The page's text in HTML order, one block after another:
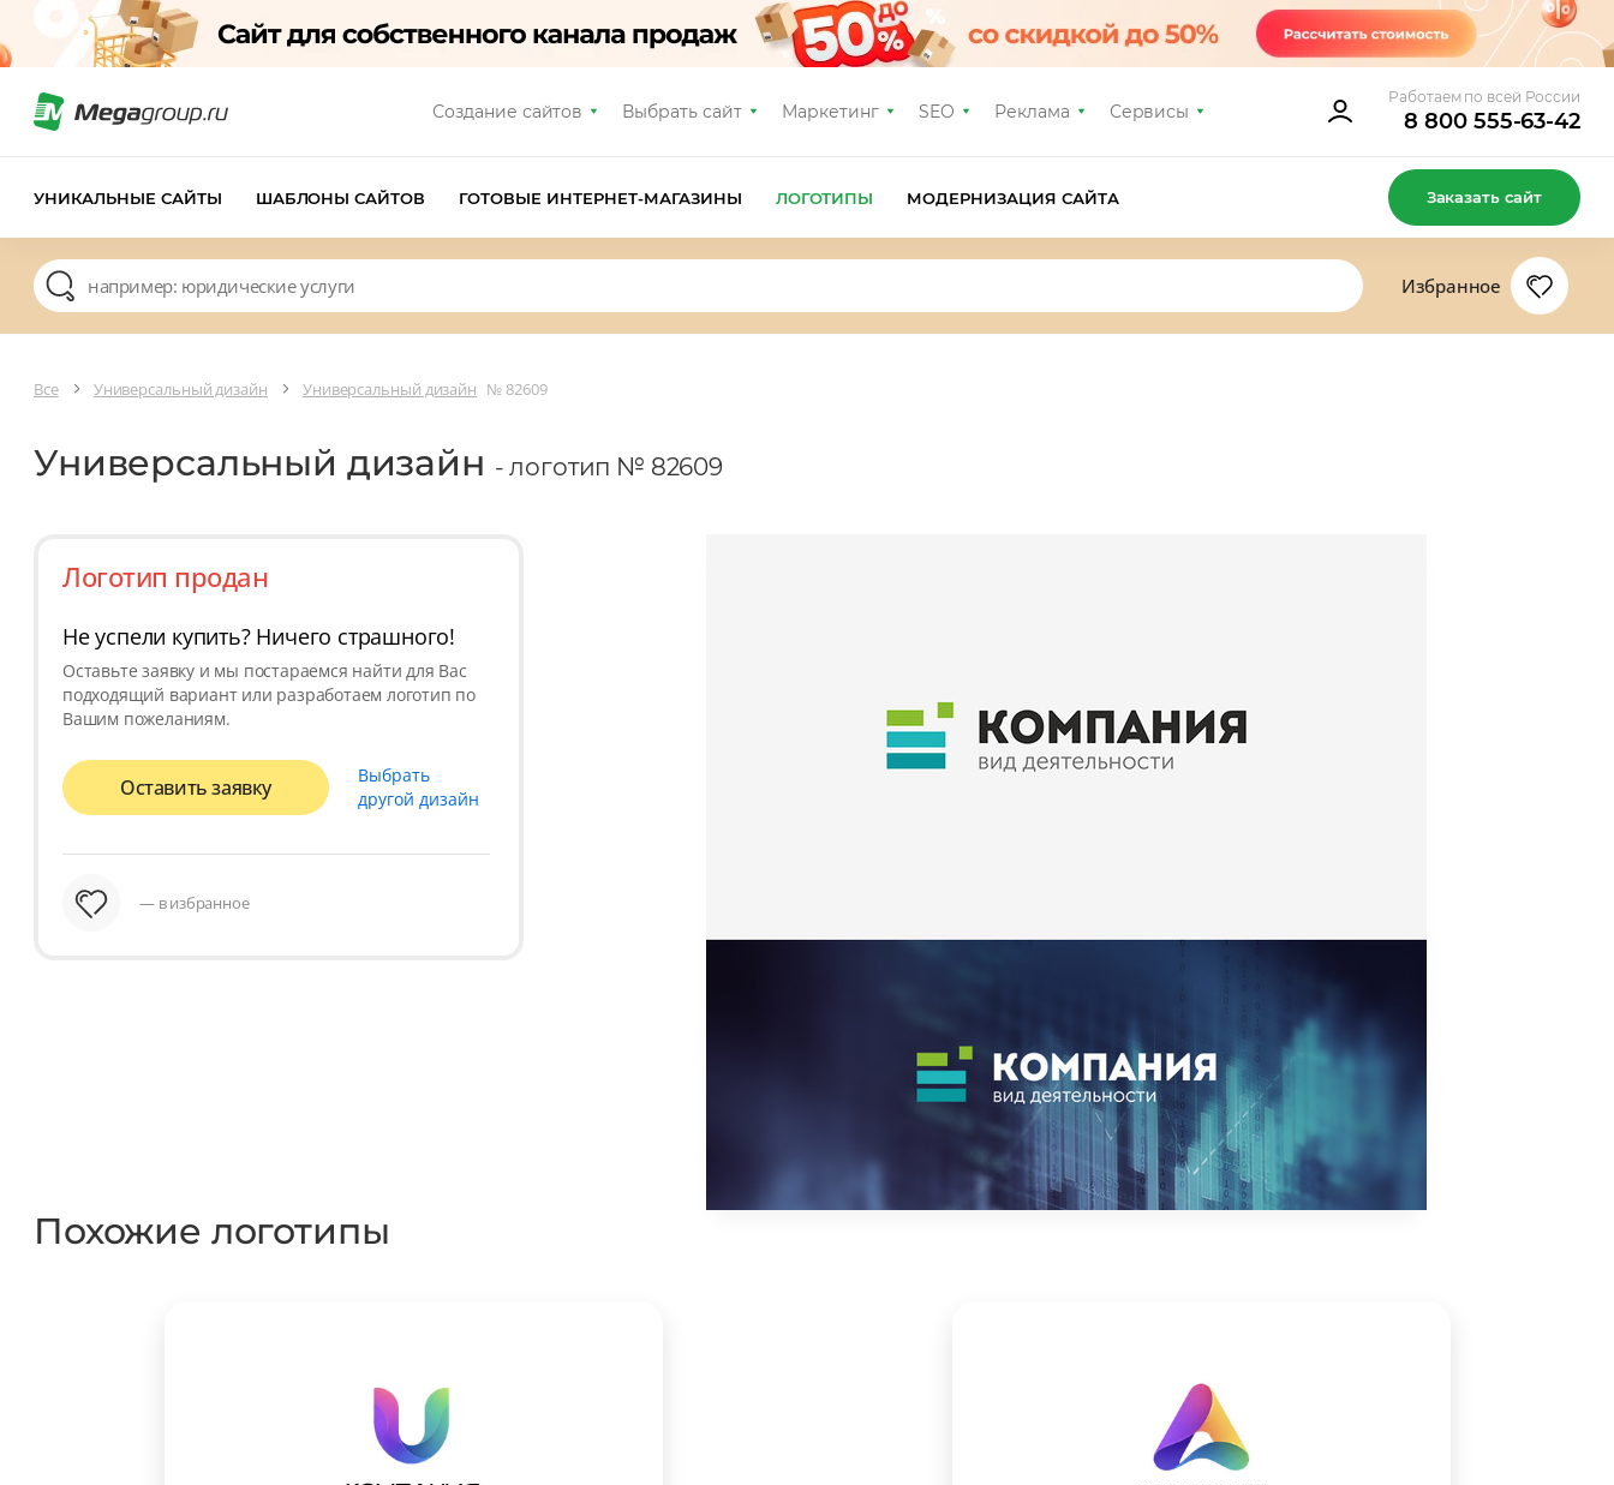
Создание сайтов Выбрать сайт Маркетинг SEO Реклама Сервисы
Работаем по всей России
8 800 555-63-42
УНИКАЛЬНЫЕ САЙТЫ ШАБЛОНЫ САЙТОВ ГОТОВЫЕ ИНТЕРНЕТ-МАГАЗИНЫ ЛОГОТИПЫ МОДЕРНИЗАЦИЯ САЙТА Заказать сайт
Избранное
Все Универсальный дизайн Универсальный дизайн № 82609
Универсальный дизайн - логотип № 82609
Логотип продан
Не успели купить? Ничего страшного!
Оставьте заявку и мы постараемся найти для Вас
подходящий вариант или разработаем логотип по
Вашим пожеланиям.
Оставить заявку
Выбрать
другой дизайн
— в избранное
Похожие логотипы